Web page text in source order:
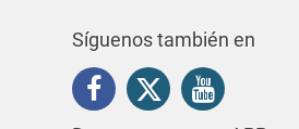
Síguenos también en